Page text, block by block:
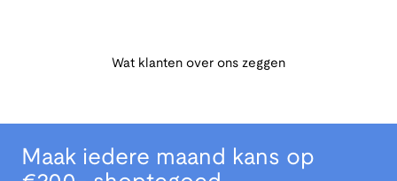
Wat klanten over ons zeggen
Maak iedere maand kans op